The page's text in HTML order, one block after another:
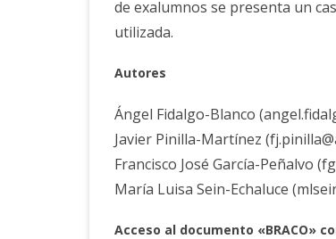
de exalumnos se presenta un
utilizada.
Autores
Ángel Fidalgo-Blanco
Javier Pinilla-Martínez
Francisco José García-Peñalvo
María Luisa Sein-Echaluce
Acceso al documento «BRACO»